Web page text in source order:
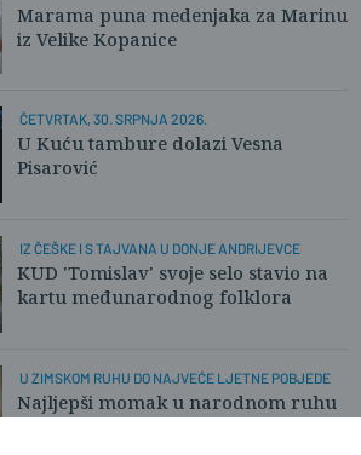
Marama puna medenjaka za Marinu
iz Velike Kopanice
ČETVRTAK, 30. SRPNJA 2026.
U Kuću tambure dolazi Vesna
Pisarović
IZ ČEŠKE I S TAJVANA U DONJE ANDRIJEVCE
KUD 'Tomislav' svoje selo stavio na
kartu međunarodnog folklora
U ZIMSKOM RUHU DO NAJVEĆE LJETNE POBJEDE
Najljepši momak u narodnom ruhu